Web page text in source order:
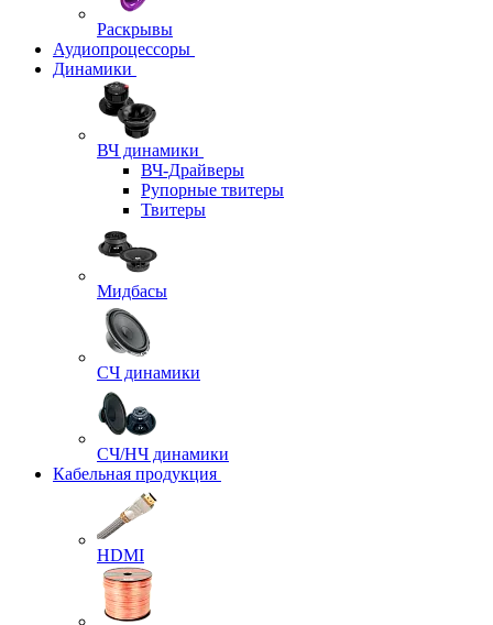
Раскрывы
Аудиопроцессоры
Динамики
ВЧ динамики
ВЧ-Драйверы
Рупорные твитеры
Твитеры
Мидбасы
СЧ динамики
СЧ/НЧ динамики
Кабельная продукция
HDMI